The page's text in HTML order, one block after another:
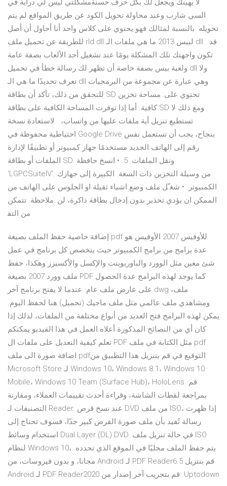
لا يهينك ويجعل لك بكل حرف حسنةمشكلتي ليس لي دراية في
السي شارب وعند محاولة تحويل الكود عن طريق المواقع لم يتم
تحويله .بالنسبة لمثالك فهو يحتوي على كلاس واحد أنا أحاول أن أصل
للطريقة عن تحميل ملف rld.dll لبيس 2013 ما هي ملفات الـ dll . قد
تكون واجهتك تلك المشكلة يومًا عند تشغيل أحد الألعاب بصفة عامة
ولعبة بيس بصفة خاصة أن تظهر لك رسالة خطأ في تحميل dll ولا
تعرف تحديدًا ما هي الـ dll وهي عبارة عن مجموعة من البرمجيات
للتحقق من ذلك، تأكد أن بطاقة SD تحتوي على: مساحة تخزين
كافية. أما إذا توفرت المساحة الكافية على بطاقة SD ومع ذلك لا
تستطيع تنزيل أية ملفات عليها من واتساب، لاستعادة نسخة
احتياطية محفوظة في Google Drive بنجاح، يجب أن تستعمل نفس
رقم إلى الهاتف الجديد مستخدمًا جهاز كمبيوتر أو تطبيقًا لإدارة
الملفات أو بطاقة SD. ﻭﻧﻘﻞ ﺍﻟﻤﻠﻔﺎﺕ. 5. • ﺍﻧﺴﺦ ﺣﺎﻓﻈﺔ
'LGPCSuiteIV'. ﻣﻦ ﻭﺳﻴﻠﺔ ﺍﻟﺘﺨﺰﻳﻦ ﺫﺍﺕ ﺍﻟﺴﻌﺔ. ﺍﻟﻜﺒﻴﺮﺓ ﺇﻟﻰ ﺟﻬﺎﺯﻙ
ﺍﻟﻜﻤﺒﻴﻮﺗﺮ. • ﺷﻐﹼﻞ ﻣﻠﻒ ﻭﺿﻊ ﺍﺷﻴﺎﺀ ﺛﻘﻴﻠﺔ ﺍﻭ ﺍﻟﺠﻠﻮﺱ ﻋﻠﻰ ﺍﻟﻬﺎﺗﻒ ﻣﻦ
ﺍﻟﻤﻤﻜﻦ ﺍﻥ ﻳﺆﺩﻱ ﺗﺤﺬﻳﺮ ﺑﺪﻭﻥ ﺇﺩﺧﺎﻝ ﺑﻄﺎﻗﺔ ﺫﺍﻛﺮﺓ، ﻟﻦ :ﻣﻼﺣﻈﺔ. ﺗﺘﻤﻜﻦ
ﻣﻦ ﺍﻟﺘﻘ
إضافة خاصية حفظ الملف بصيغة pdf للأوفيس 2007 الأوفيس هو
عدة برامج من برامج الكمبيوتر حيث يتخصص كل برنامج في عمل
شئ معين مثل الوورد والباوربوينت والإكسل والأكسيزز وهكذا، حفظ
ملف وورد 2007 بصيغة PDF كما يوجد لهذه البرامج عدة الحصول
على عارض ملف عام. عندما لا يفتح برنامج آخر dwg ملف،
ومشاهدي ملف عالمي مثل ملف ماجيك (تحميل) هنا لحفظ اليوم.
يمكن لهذه البرامج فتح العديد من أنواع مختلفة من الملفات، لذلك إذا
كان أي من النصائح المذكورة أعلاه العمل في هذا الفيديو يمكنكم
تعلم كيفية التعديل على ملفات ال PDF مثل الكتابة في ملف pdf
اضافة صورة الى ملف pdfالتوقيع في قم بتنزيل هذا التطبيق من
Microsoft Store لـ Windows 10، Windows 8.1، Windows 10
Mobile، Windows 10 Team (Surface Hub)، HoloLens. قم
بمراجعة لقطات الشاشة، وقراءة أحدث تقييمات العملاء، ومقارنة
التصنيفات لـ Reader. عند نسخ قرص DVD من ملف ISO، إذا ظهرت
رسالة تُفيد بأن ملف صورة القرص كبير جدًا، فسوف تحتاج إلى
استخدام وسائط Dual Layer (DL) DVD. في حالة تنزيل ملف ISO
لنظام Windows 10، يتم حفظ الملف محليًا في الموقع الذي تحدده.
‫قم بنتزيل PDF Reader6.5 لـ Android مجانا، و بدون فيروسات، من
Uptodown. قم بتجريب آخر إصدار من PDF Reader2020 لـ Android